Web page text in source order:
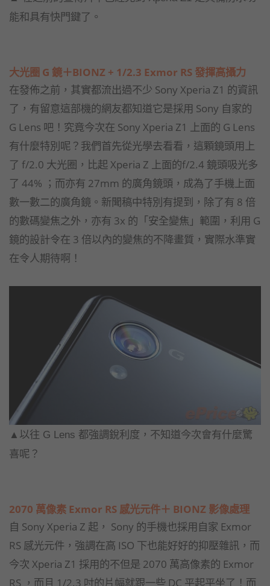
能和具有快門鍵了。
大光圈 G 鏡＋BIONZ + 1/2.3 Exmor RS 發揮高攝力
在發佈之前，其實都流出過不少 Sony Xperia Z1 的資訊
了，有留意這部機的網友都知道它是採用 Sony 自家的
G Lens 吧！究竟今次在 Sony Xperia Z1 上面的 G Lens
有什麼特別呢？我們首先從光學去看看，這顆鏡頭用上
了 f/2.0 大光圈，比起 Xperia Z 上面的f/2.4 鏡頭吸光多
了 44% ；而亦有 27mm 的廣角鏡頭，成為了手機上面
數一數二的廣角鏡。新聞稿中特別有提到，除了有 8 倍
的數碼變焦之外，亦有 3x 的「安全變焦」範圍，利用 G
鏡的設計令在 3 倍以內的變焦的不降畫質，實際水準實
在令人期待啊！
▲以往 G Lens 都強調銳利度，不知道今次會有什麼驚
喜呢？
2070 萬像素 Exmor RS 感光元件＋ BIONZ 影像處理
自 Sony Xperia Z 起， Sony 的手機也採用自家 Exmor
RS 感光元件，強調在高 ISO 下也能好好的抑壓雜訊，而
今次 Xperia Z1 採用的不但是 2070 萬高像素的 Exmor
RS ，而且 1/2.3 吋的片幅就跟一些 DC 平起平坐了！而